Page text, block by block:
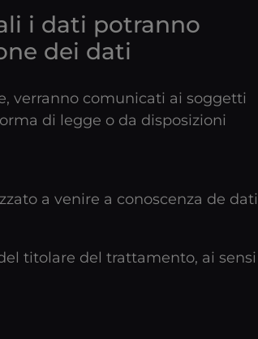
i dati potranno
dei dati
verranno comunicati ai soggetti
di legge o da disposizioni
a venire a conoscenza de dati
titolare del trattamento, ai sensi